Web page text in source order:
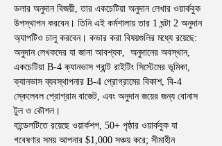
ডলার অনুদান বিজয়ী, তার একচেটিয়া অনুদান লেখার ওয়ার্কবুক
উপস্থাপন করবেন। তিনি এই কর্মশালায় তার 1 ঘন্টা 2 অনুদান
অ্যাপটিও চালু করবেন। কভার করা বিষয়গুলির মধ্যে রয়েছে:
অনুদান লেখকদের যা জানা আবশ্যক,  অনুদানের অবস্থান,
একচেটিয়া B-4 ক্যানভাস গ্রান্ট রাইটিং সিস্টেমের ভূমিকা,
ক্যানভাস ব্যবস্থাপনার B-4 প্রোগ্রামের বিকাশ, বি-4
স্কেলেবল প্রোগ্রাম বাজেট, এবং অনুদান জয়ের জন্য বোনাস
টুল ও কৌশল।
বান্ডেলটিতে রয়েছে ওয়ার্কশপ, 50+ পৃষ্ঠার ওয়ার্কবুক যা
গবেষণার সময় আপনার $1,000 সঞ্চয় করে; সীমাহীন